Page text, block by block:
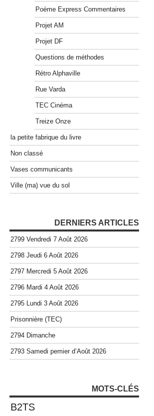
Poème Express Commentaires
Projet AM
Projet DF
Questions de méthodes
Rétro Alphaville
Rue Varda
TEC Cinéma
Treize Onze
la petite fabrique du livre
Non classé
Vases communicants
Ville (ma) vue du sol
DERNIERS ARTICLES
2799 Vendredi 7 Août 2026
2798 Jeudi 6 Août 2026
2797 Mercredi 5 Août 2026
2796 Mardi 4 Août 2026
2795 Lundi 3 Août 2026
Prisonnière (TEC)
2794 Dimanche
2793 Samedi pemier d’Août 2026
MOTS-CLÉS
B2TS